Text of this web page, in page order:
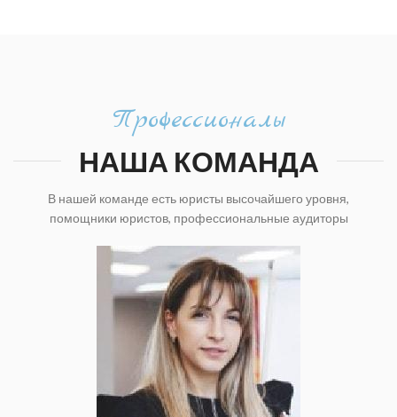
Профессионалы
НАША КОМАНДА
В нашей команде есть юристы высочайшего уровня,
помощники юристов, профессиональные аудиторы